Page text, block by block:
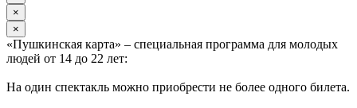
×
×
«Пушкинская карта» – специальная программа для молодых
людей от 14 до 22 лет:
На один спектакль можно приобрести не более одного билета.